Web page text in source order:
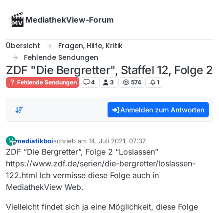
MediathekView-Forum
Übersicht
Fragen, Hilfe, Kritik
Fehlende Sendungen
ZDF "Die Bergretter", Staffel 12, Folge 2
Fehlende Sendungen 4 3 574 1
Anmelden zum Antworten
M
Offline
mediatikboischrieb am 14. Juli 2021, 07:37
zuletzt editiert von
ZDF “Die Bergretter”, Folge 2 “Loslassen”
https://www.zdf.de/serien/die-bergretter/loslassen-
122.html Ich vermisse diese Folge auch in
MediathekView Web.
Vielleicht findet sich ja eine Möglichkeit, diese Folge